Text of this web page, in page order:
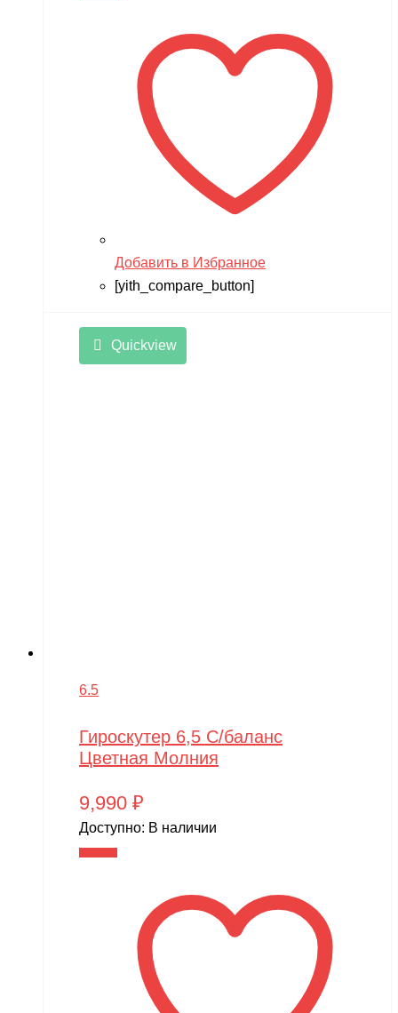
Добавить в Избранное
[yith_compare_button]
Quickview
6.5
Гироскутер 6,5 С/баланс
Цветная Молния
9,990 ₽
Доступно: В наличии